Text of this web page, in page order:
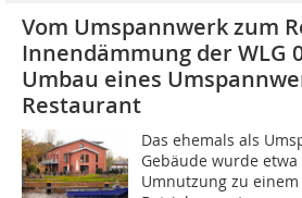
Vom Umspannwerk zum
Innendämmung der WLG
Umbau eines
Restaurant
Das ehemals als
Gebäude wurde
Umnutzung zu